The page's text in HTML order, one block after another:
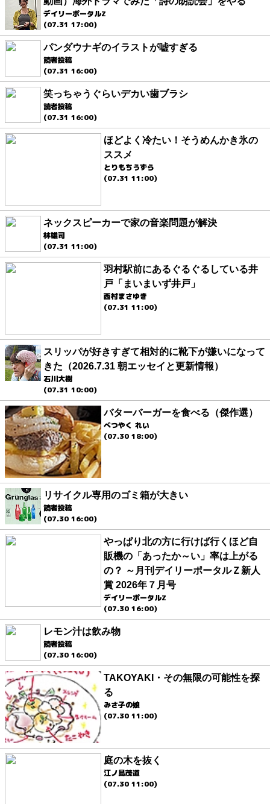
デイリーポータルZ
(07.31 17:00)
パンダウナギのイラストが嘘すぎる
読者投稿
(07.31 16:00)
笑っちゃうぐらいデカい歯ブラシ
読者投稿
(07.31 16:00)
ほどよく冷たい！そうめんかき氷の
ススメ
とりもちうずら
(07.31 11:00)
ネックスピーカーで家の音楽問題が解決
林雄司
(07.31 11:00)
羽村駅前にあるぐるぐるしている井
戸「まいまいず井戸」
西村まさゆき
(07.31 11:00)
スリッパが好きすぎて相対的に靴下が嫌いになって
きた（2026.7.31 朝エッセイと更新情報）
石川大樹
(07.31 10:00)
バターバーガーを食べる（傑作選）
べつやく れい
(07.30 18:00)
リサイクル専用のゴミ箱が大きい
読者投稿
(07.30 16:00)
やっぱり北の方に行けば行くほど自
販機の「あったか～い」率は上がる
の？ ～月刊デイリーポータルＺ新人
賞 2026年７月号
デイリーポータルZ
(07.30 16:00)
レモン汁は飲み物
読者投稿
(07.30 16:00)
TAKOYAKI・その無限の可能性を探
る
みさ子の娘
(07.30 11:00)
庭の木を抜く
江ノ島茂道
(07.30 11:00)